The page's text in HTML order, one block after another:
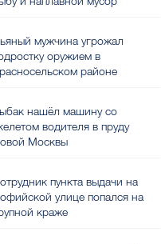
мужчина угрожал
оружием в
районе
нашёл машину со
водителя в пруду
Москвы
пункта выдачи на
улице попался на
краже